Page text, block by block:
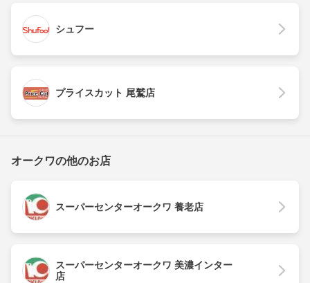
シュフー
プライスカット 尾鷲店
オークワの他のお店
スーパーセンターオークワ 養老店
スーパーセンターオークワ 美濃インター
店